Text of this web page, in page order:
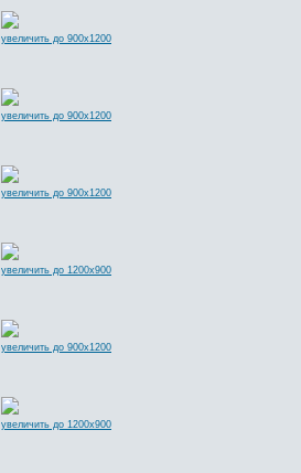
увеличить до 900x1200
увеличить до 900x1200
увеличить до 900x1200
увеличить до 1200x900
увеличить до 900x1200
увеличить до 1200x900